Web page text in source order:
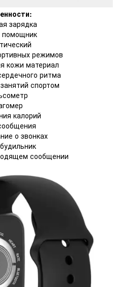
зарядка
режимов
кожи материал
ритма
спортом
калорий
о звонках
сообщении